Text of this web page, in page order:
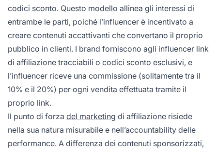
codici sconto. Questo modello allinea gli interessi di
entrambe le parti, poiché l’influencer è incentivato a
creare contenuti accattivanti che convertano il proprio
pubblico in clienti. I brand forniscono agli influencer link
di affiliazione tracciabili o codici sconto esclusivi, e
l’influencer riceve una commissione (solitamente tra il
10% e il 20%) per ogni vendita effettuata tramite il
proprio link.
Il punto di forza del marketing di affiliazione risiede
nella sua natura misurabile e nell’accountability delle
performance. A differenza dei contenuti sponsorizzati,